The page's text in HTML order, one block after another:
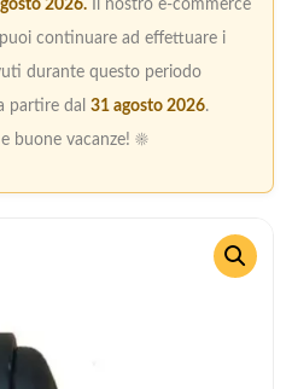
2026. Il nostro e-commerce
continuare ad effettuare i
durante questo periodo
partire dal 31 agosto 2026.
buone vacanze! ☀️